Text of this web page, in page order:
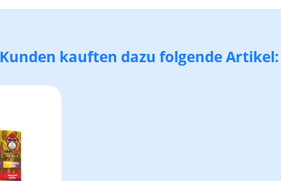
Kunden kauften dazu folgende Artikel: